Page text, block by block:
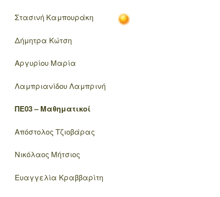
Στασινή Καμπουράκη
Δήμητρα Κώτση
Αργυρίου Μαρία
Λαμπριανίδου Λαμπρινή
ΠΕ03 – Μαθηματικοί
Απόστολος Τζιοβάρας
Νικόλαος Μήτσιος
Ευαγγελία Κραββαρίτη